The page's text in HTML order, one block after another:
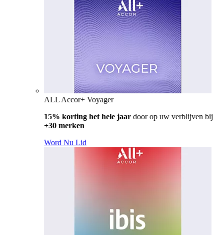
ALL Accor+ Voyager
15% korting het hele jaar door op uw verblijven bij
+30 merken
Word Nu Lid